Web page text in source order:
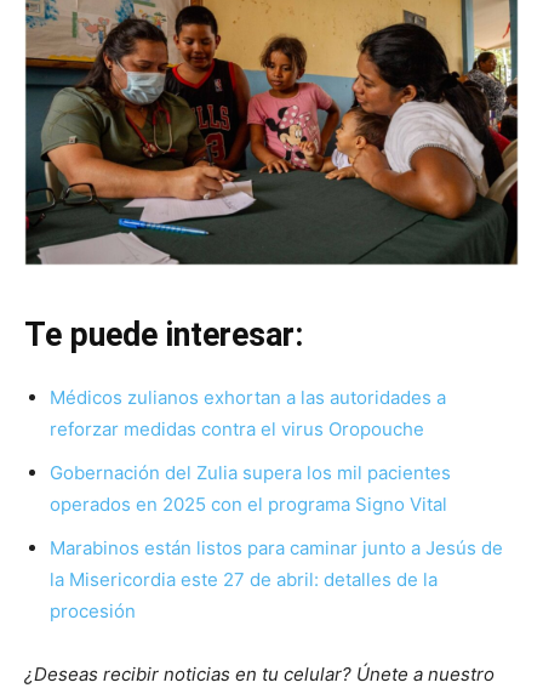
Te puede interesar:
Médicos zulianos exhortan a las autoridades a
reforzar medidas contra el virus Oropouche
Gobernación del Zulia supera los mil pacientes
operados en 2025 con el programa Signo Vital
Marabinos están listos para caminar junto a Jesús de
la Misericordia este 27 de abril: detalles de la
procesión
¿Deseas recibir noticias en tu celular? Únete a nuestro